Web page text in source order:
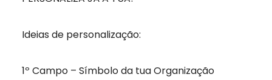
Ideias de personalização:
1º Campo – Símbolo da tua Organização